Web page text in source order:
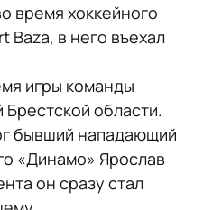
время хоккейного
Baza, в него въехал
игры команды
области.
бывший нападающий
«Динамо» Ярослав
он сразу стал